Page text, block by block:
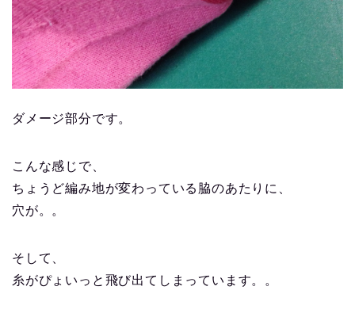
ダメージ部分です。
こんな感じで、
ちょうど編み地が変わっている脇のあたりに、
穴が。。
そして、
糸がぴょいっと飛び出てしまっています。。